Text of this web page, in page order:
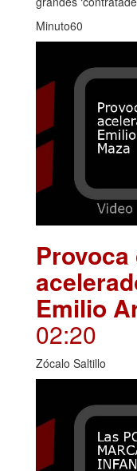
Minuto60
Emilio
02:20
Zócalo Saltillo